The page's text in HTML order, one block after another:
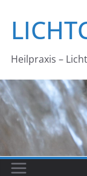
Inhalt
springen
Heilpraxis –